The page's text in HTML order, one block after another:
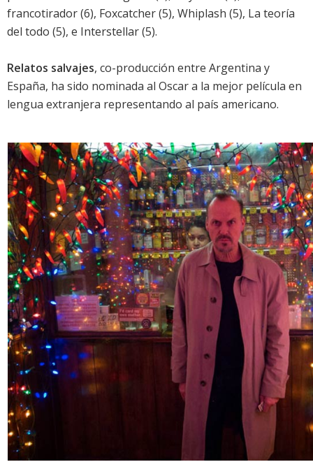
francotirador(6), Foxcatcher(5), Whiplash (5), La teoría
del todo (5), e Interstellar(5).
Relatos salvajes, co-producción entre Argentina y
España, ha sido nominada al Oscar a la mejor película en
lengua extranjera representando al país americano.